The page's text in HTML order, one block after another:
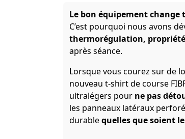
Le bon équipement change
C’est pourquoi nous avons
thermorégulation,
après séance.
Lorsque vous courez sur de
nouveau t-shirt de course
ultralégers pour ne pas
les panneaux latéraux
durablequelles que soient